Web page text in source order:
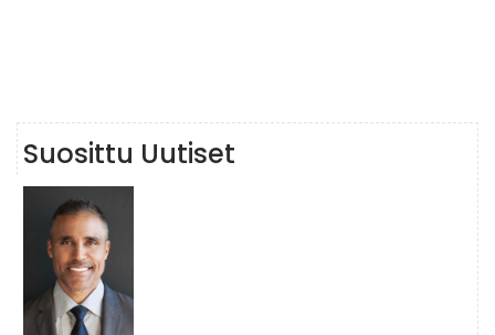
Suosittu Uutiset